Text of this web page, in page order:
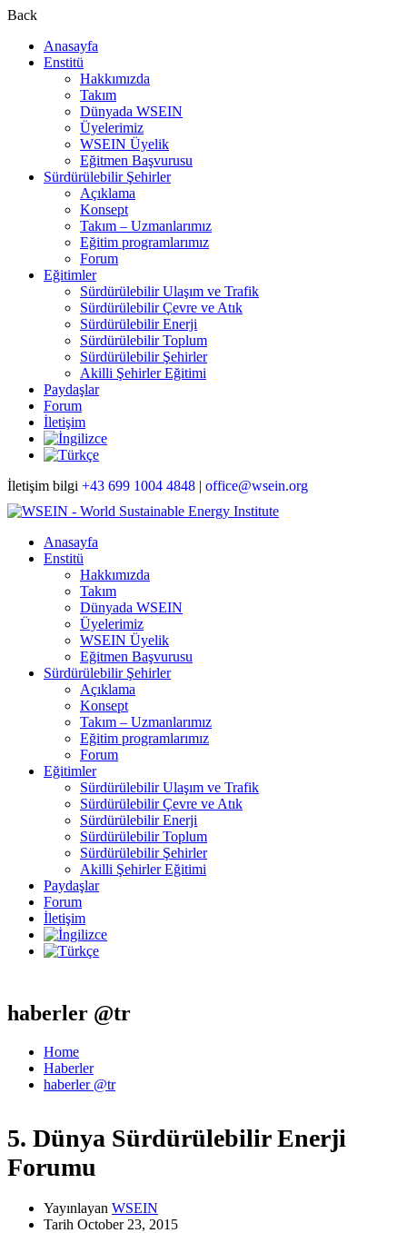
Back
Anasayfa
Enstitü
Hakkımızda
Takım
Dünyada WSEIN
Üyelerimiz
WSEIN Üyelik
Eğitmen Başvurusu
Sürdürülebilir Şehirler
Açıklama
Konsept
Takım – Uzmanlarımız
Eğitim programlarımız
Forum
Eğitimler
Sürdürülebilir Ulaşım ve Trafik
Sürdürülebilir Çevre ve Atık
Sürdürülebilir Enerji
Sürdürülebilir Toplum
Sürdürülebilir Şehirler
Akilli Şehirler Eğitimi
Paydaşlar
Forum
İletişim
İletişim bilgi +43 699 1004 4848 | office@wsein.org
Anasayfa
Enstitü
Hakkımızda
Takım
Dünyada WSEIN
Üyelerimiz
WSEIN Üyelik
Eğitmen Başvurusu
Sürdürülebilir Şehirler
Açıklama
Konsept
Takım – Uzmanlarımız
Eğitim programlarımız
Forum
Eğitimler
Sürdürülebilir Ulaşım ve Trafik
Sürdürülebilir Çevre ve Atık
Sürdürülebilir Enerji
Sürdürülebilir Toplum
Sürdürülebilir Şehirler
Akilli Şehirler Eğitimi
Paydaşlar
Forum
İletişim
haberler @tr
Home
Haberler
haberler @tr
5. Dünya Sürdürülebilir Enerji
Forumu
Yayınlayan WSEIN
Tarih October 23, 2015